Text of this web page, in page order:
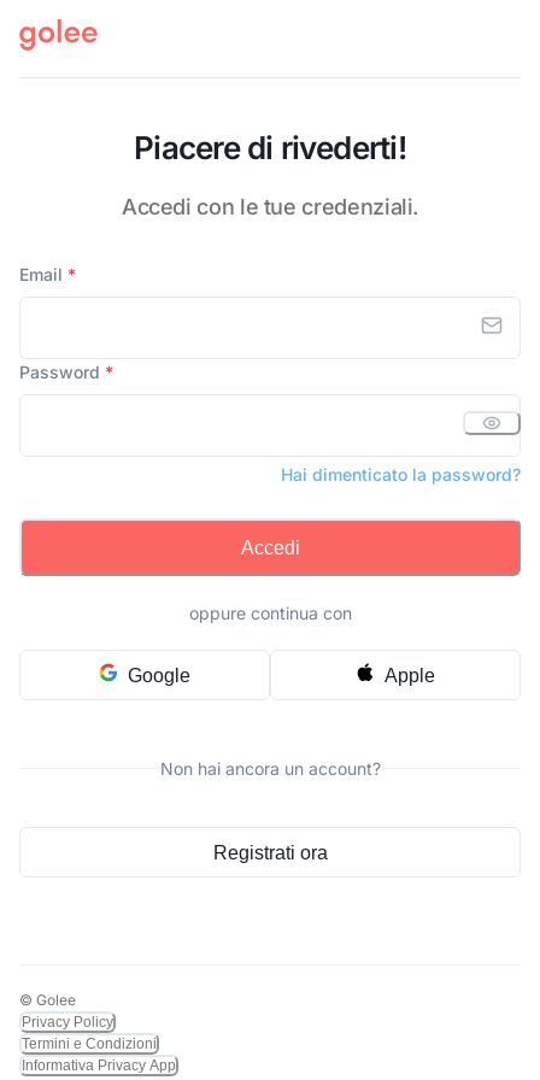
Piacere di rivederti!
Accedi con le tue credenziali.
Email *
Password *
Hai dimenticato la password?
Accedi
oppure continua con
Google Apple
Non hai ancora un account?
Registrati ora
© Golee
Privacy Policy
Termini e Condizioni
Informativa Privacy App